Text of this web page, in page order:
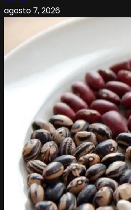
agosto 7, 2026